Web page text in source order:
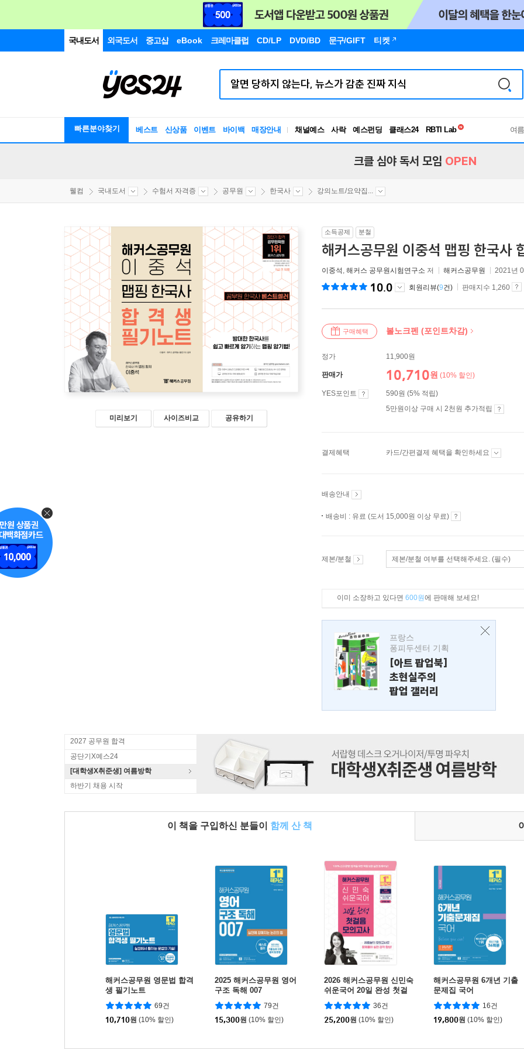
국내도서 외국도서 중고샵 eBook 크레마클럽 CD/LP DVD/BD 문구/GIFT 티켓
빠른분야찾기 베스트 신상품 이벤트 바이백 매장안내 채널예스 사락 예스펀딩 클래스24
독서유형검사
여
크클 심야 독서 모임 OPEN
웰컴 국내도서 수험서 자격증 공무원 한국사 강의노트/요약집...
미리보기 사이즈비교 공유하기
소득공제 분철
해커스공무원 이중석 맵핑 한국사
이중석 , 해커스 공무원시험연구소 저 해커스공무원 2021년
10.0 회원리뷰(9건) 판매지수 1,260
구매혜택 볼노크펜 (포인트차감)
정가 11,900원
판매가 10,710원 (10% 할인)
YES포인트
590원 (5% 적립)
5만원이상 구매 시 2천원 추가적립
결제혜택 카드/간편결제 혜택을 확인하세요
배송안내
배송비 : 유료 (도서 15,000원 이상 무료)
제본/분철 제본/분철 여부를 선택해주세요. (필수)
이미 소장하고 있다면 600원에 판매해 보세요!
프랑스
퐁피두센터 기획
[아트 팝업북]
초현실주의
팝업 갤러리
2027 공무원 합격
공단기X예스24
[대학생X취준생] 여름방학
하반기 채용 시작
이 책을 구입하신 분들이 함께 산 책
해커스공무원 영문법 합격
생 필기노트
69건
10,710원 (10% 할인)
2025 해커스공무원 영어
구조 독해 007
79건
15,300원 (10% 할인)
2026 해커스공무원 신민숙
쉬운국어 20일 완성 첫걸
음 모의고사 (9급?공무원)
36건
25,200원 (10% 할인)
해커스공무원 6개년 기출
문제집 국어
16건
19,800원 (10% 할인)